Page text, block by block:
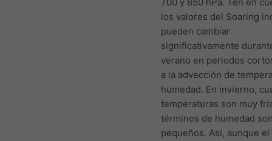
los valores del Soaring
pueden cambiar
significativamente
verano en periodos
a la advección de
humedad. En invierno,
temperaturas son muy
términos de humedad
pequeños. Así, aunque